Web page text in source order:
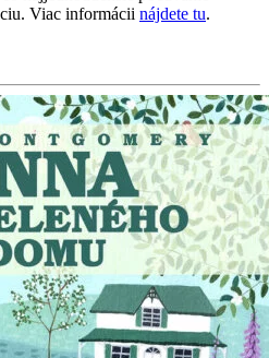
Viac informácii nájdete tu.